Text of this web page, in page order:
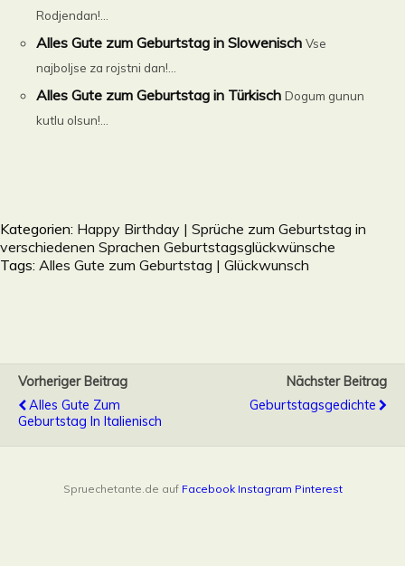
Rodjendan!...
Alles Gute zum Geburtstag in Slowenisch Vse
najboljse za rojstni dan!...
Alles Gute zum Geburtstag in Türkisch Dogum gunun
kutlu olsun!...
Kategorien: Happy Birthday | Sprüche zum Geburtstag in
verschiedenen Sprachen Geburtstagsglückwünsche
Tags: Alles Gute zum Geburtstag | Glückwunsch
Vorheriger Beitrag
Alles Gute Zum
Geburtstag In Italienisch
Nächster Beitrag
Geburtstagsgedichte
Spruechetante.de auf Facebook Instagram Pinterest